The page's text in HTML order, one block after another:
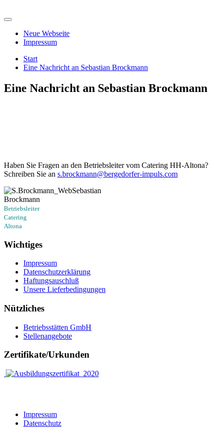
Inhalt
Neue Webseite
Impressum
Start
Eine Nachricht an Sebastian Brockmann
Eine Nachricht an Sebastian Brockmann
Haben Sie Fragen an den Betriebsleiter vom Catering HH-Altona?
Schreiben Sie an s.brockmann@bergedorfer-impuls.com
Sebastian
Brockmann
Betriebsleiter
Catering
Altona
Wichtiges
Impressum
Datenschutzerklärung
Haftungsauschluß
Unsere Lieferbedingungen
Nützliches
Betriebsstätten GmbH
Stellenangebote
Zertifikate/Urkunden
Impressum
Datenschutz